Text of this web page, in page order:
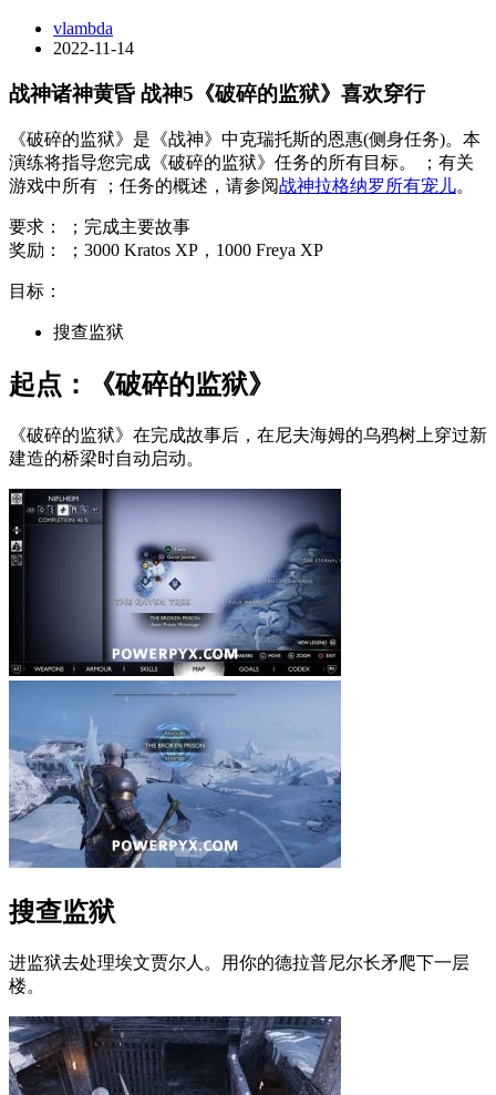
vlambda
2022-11-14
战神诸神黄昏 战神5《破碎的监狱》喜欢穿行
《破碎的监狱》是《战神》中克瑞托斯的恩惠(侧身任务)。本
演练将指导您完成《破碎的监狱》任务的所有目标。 ；有关
游戏中所有 ；任务的概述，请参阅战神拉格纳罗所有宠儿。
要求： ；完成主要故事
奖励： ；3000 Kratos XP，1000 Freya XP
目标：
搜查监狱
起点：《破碎的监狱》
《破碎的监狱》在完成故事后，在尼夫海姆的乌鸦树上穿过新
建造的桥梁时自动启动。
搜查监狱
进监狱去处理埃文贾尔人。用你的德拉普尼尔长矛爬下一层
楼。